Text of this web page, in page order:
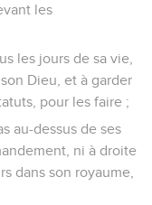
les
les jours de sa vie,
Dieu, et à garder
pour les faire ;
au-dessus de ses
ni à droite
dans son royaume,